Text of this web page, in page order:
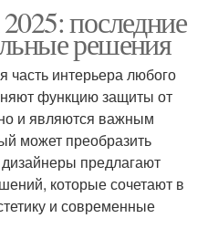
последние
решения
интерьера любого
функцию защиты от
и являются важным
может преобразить
предлагают
которые сочетают в
и современные